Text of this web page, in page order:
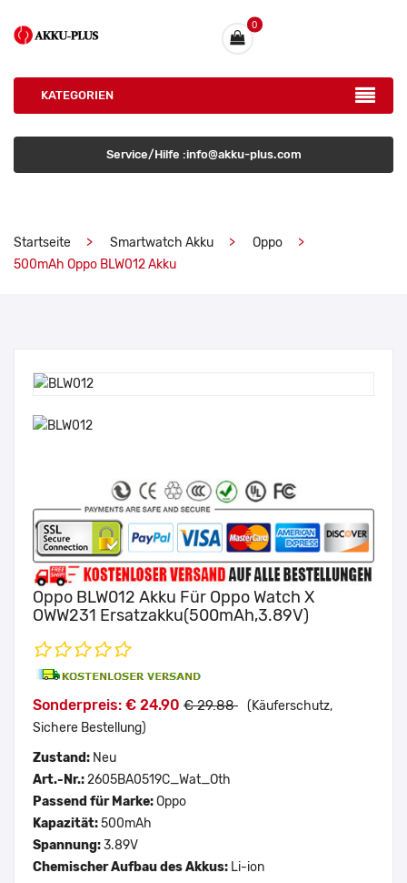
0
KATEGORIEN
Service/Hilfe :info@akku-plus.com
Startseite Smartwatch Akku
Oppo
500mAh Oppo BLW012 Akku
Oppo BLW012 Akku Für Oppo Watch X
OWW231 Ersatzakku(500mAh,3.89V)
Sonderpreis: € 24.90 € 29.88 (Käuferschutz,
Sichere Bestellung)
Zustand: Neu
Art.-Nr.:2605BA0519C_Wat_Oth
Passend für Marke:Oppo
Kapazität:500mAh
Spannung:3.89V
Chemischer Aufbau des Akkus: Li-ion